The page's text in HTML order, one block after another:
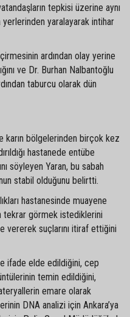
tepkisi üzerine aynı
yaralayarak intihar
ardından olay yerine
ve Dr. Burhan Nalbantoğlu
taburcu olarak dün
karın bölgelerinden birçok kez
hastanede entübe
söyleyen Yaran, bu sabah
stabil olduğunu belirtti.
hastanesinde muayene
tekrar görmek istediklerini
vererek suçlarını itiraf ettiğini
ifade elde edildiğini, cep
temin edildiğini,
emare olarak
DNA analizi için Ankara’ya